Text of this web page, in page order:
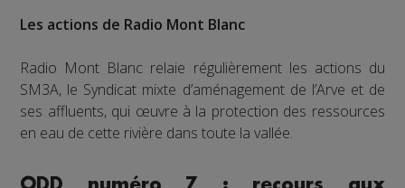
Les actions de Radio Mont Blanc
Radio Mont Blanc relaie régulièrement les actions du
SM3A, le Syndicat mixte d’aménagement de l’Arve et de
ses affluents, qui œuvre à la protection des ressources
en eau de cette rivière dans toute la vallée.